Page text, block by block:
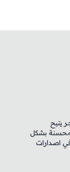
يتيح
بشكل
اصدارات